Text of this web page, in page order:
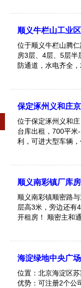
顺义牛栏山工业
位于顺义牛栏山腾
房3层、4层、5层
防通道，水电齐全
保定涿州义和庄
位于保定涿州义和
台库出租，700平米
利，可进大型车辆
顺义南彩镇厂库
顺义南彩镇顺密路
层高3米，旁边还有
开租房！ 顺密主和
海淀绿地中央广
位置：北京海淀区
优势：可注册2个公